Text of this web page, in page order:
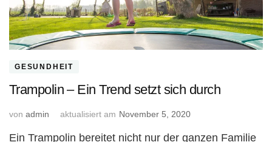
GESUNDHEIT
Trampolin – Ein Trend setzt sich durch
von admin aktualisiert am November 5, 2020
Ein Trampolin bereitet nicht nur der ganzen Familie